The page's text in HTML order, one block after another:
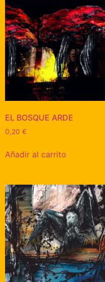
EL BOSQUE ARDE
0,20 €
Añadir al carrito